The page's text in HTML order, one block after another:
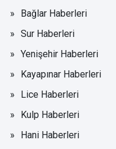
Bağlar Haberleri
Sur Haberleri
Yenişehir Haberleri
Kayapınar Haberleri
Lice Haberleri
Kulp Haberleri
Hani Haberleri